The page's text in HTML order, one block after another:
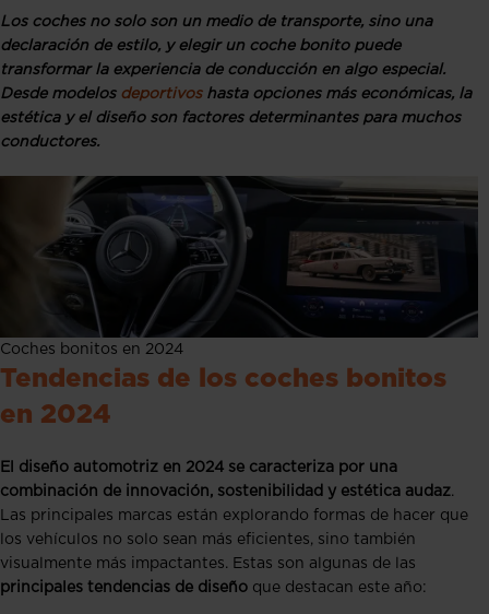
Los coches no solo son un medio de transporte, sino una
declaración de estilo, y elegir un coche bonito puede
transformar la experiencia de conducción en algo especial.
Desde modelos deportivoshasta opciones más económicas, la
estética y el diseño son factores determinantes para muchos
conductores.
Coches bonitos en 2024
Tendencias de los coches bonitos
en 2024
El diseño automotriz en 2024 se caracteriza por una
combinación de innovación, sostenibilidad y estética audaz.
Las principales marcas están explorando formas de hacer que
los vehículos no solo sean más eficientes, sino también
visualmente más impactantes. Estas son algunas de las
principales tendencias de diseño que destacan este año: